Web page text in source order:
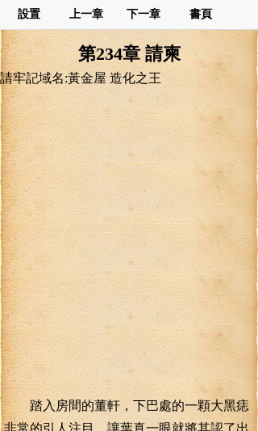
設置 上一章 下一章 書頁
第234章 請柬
請牢記域名:黃金屋 造化之王
踏入房間的董軒，下巴處的一顆大黑痣
非常的引人注目，讓葉真一眼就將其認了出